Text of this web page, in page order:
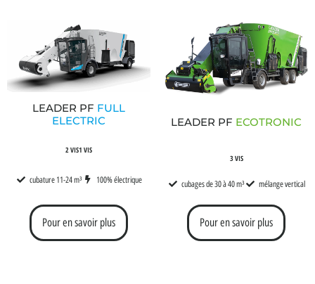
LEADER PF FULL
ELECTRIC
2 VIS1 VIS
cubature 11-24 m³ 100% électrique
Pour en savoir plus
LEADER PF ECOTRONIC
3 VIS
cubages de 30 à 40 m³ mélange vertical
Pour en savoir plus